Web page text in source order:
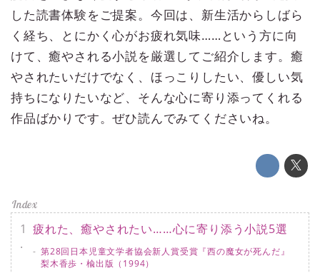
した読書体験をご提案。今回は、新生活からしばら
く経ち、とにかく心がお疲れ気味……という方に向
けて、癒やされる小説を厳選してご紹介します。癒
やされたいだけでなく、ほっこりしたい、優しい気
持ちになりたいなど、そんな心に寄り添ってくれる
作品ばかりです。ぜひ読んでみてくださいね。
疲れた、癒やされたい……心に寄り添う小説5選
第28回日本児童文学者協会新人賞受賞『西の魔女が死んだ』
梨木香歩・楡出版（1994）